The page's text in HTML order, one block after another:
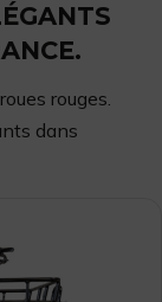
rouges.
dans